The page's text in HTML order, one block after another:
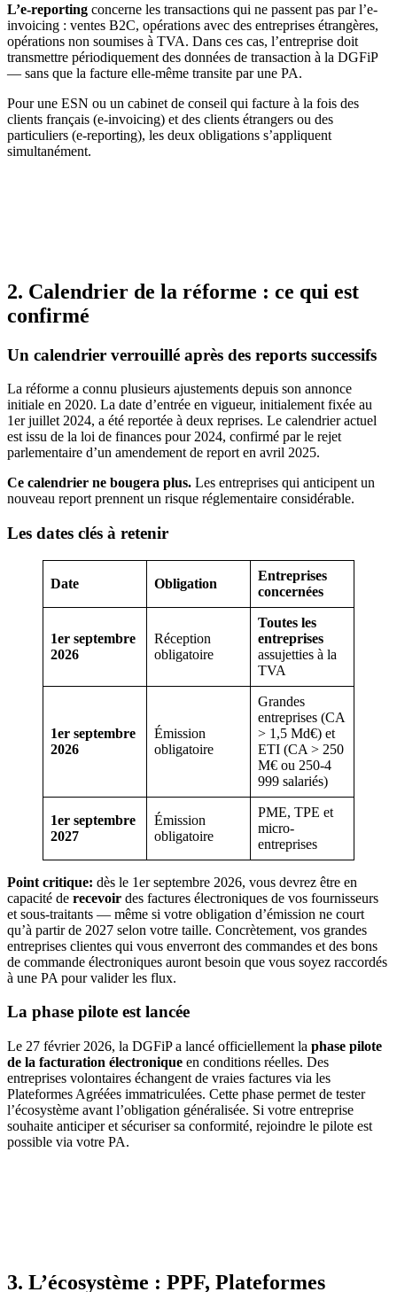
L’e-reporting concerne les transactions qui ne passent pas par l’e-
invoicing : ventes B2C, opérations avec des entreprises étrangères,
opérations non soumises à TVA. Dans ces cas, l’entreprise doit
transmettre périodiquement des données de transaction à la DGFiP
— sans que la facture elle-même transite par une PA.
Pour une ESN ou un cabinet de conseil qui facture à la fois des
clients français (e-invoicing) et des clients étrangers ou des
particuliers (e-reporting), les deux obligations s’appliquent
simultanément.
2. Calendrier de la réforme : ce qui est
confirmé
Un calendrier verrouillé après des reports successifs
La réforme a connu plusieurs ajustements depuis son annonce
initiale en 2020. La date d’entrée en vigueur, initialement fixée au
1er juillet 2024, a été reportée à deux reprises. Le calendrier actuel
est issu de la loi de finances pour 2024, confirmé par le rejet
parlementaire d’un amendement de report en avril 2025.
Ce calendrier ne bougera plus. Les entreprises qui anticipent un
nouveau report prennent un risque réglementaire considérable.
Les dates clés à retenir
Date Obligation
Entreprises
concernées
1er septembre
2026
Réception
obligatoire
Toutes les
entreprises
assujetties à la
TVA
1er septembre
2026
Émission
obligatoire
Grandes
entreprises (CA
> 1,5 Md€) et
ETI (CA > 250
M€ ou 250-4
999 salariés)
1er septembre
2027
Émission
obligatoire
PME, TPE et
micro-
entreprises
Point critique: dès le 1er septembre 2026, vous devrez être en
capacité de recevoir des factures électroniques de vos fournisseurs
et sous-traitants — même si votre obligation d’émission ne court
qu’à partir de 2027 selon votre taille. Concrètement, vos grandes
entreprises clientes qui vous enverront des commandes et des bons
de commande électroniques auront besoin que vous soyez raccordés
à une PA pour valider les flux.
La phase pilote est lancée
Le 27 février 2026, la DGFiP a lancé officiellement la phase pilote
de la facturation électronique en conditions réelles. Des
entreprises volontaires échangent de vraies factures via les
Plateformes Agréées immatriculées. Cette phase permet de tester
l’écosystème avant l’obligation généralisée. Si votre entreprise
souhaite anticiper et sécuriser sa conformité, rejoindre le pilote est
possible via votre PA.
3. L’écosystème : PPF, Plateformes